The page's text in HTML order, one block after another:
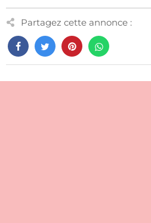
Partagez cette annonce :